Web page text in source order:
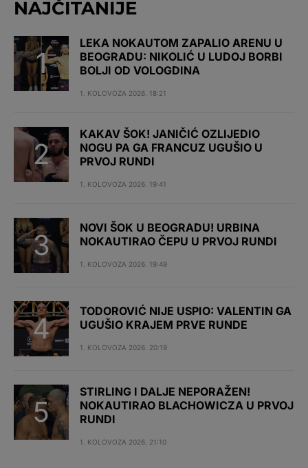
NAJČITANIJE
LEKA NOKAUTOM ZAPALIO ARENU U
BEOGRADU: NIKOLIĆ U LUDOJ BORBI
BOLJI OD VOLOGDINA
1. KOLOVOZA 2026. 18:21
KAKAV ŠOK! JANIČIĆ OZLIJEDIO
NOGU PA GA FRANCUZ UGUŠIO U
PRVOJ RUNDI
1. KOLOVOZA 2026. 19:41
NOVI ŠOK U BEOGRADU! URBINA
NOKAUTIRAO ČEPU U PRVOJ RUNDI
1. KOLOVOZA 2026. 19:49
TODOROVIĆ NIJE USPIO: VALENTIN GA
UGUŠIO KRAJEM PRVE RUNDE
1. KOLOVOZA 2026. 20:19
STIRLING I DALJE NEPORAŽEN!
NOKAUTIRAO BLACHOWICZA U PRVOJ
RUNDI
1. KOLOVOZA 2026. 21:10